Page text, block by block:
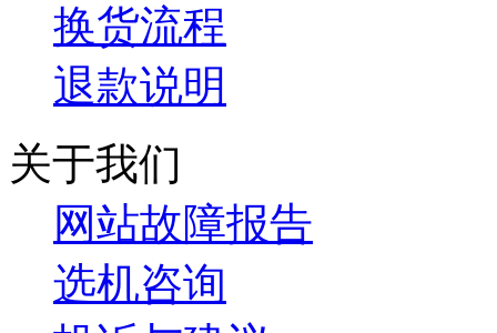
换货流程
退款说明
关于我们
网站故障报告
选机咨询